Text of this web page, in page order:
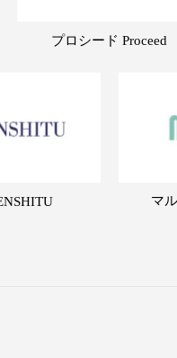
プロシード Proceed
マ